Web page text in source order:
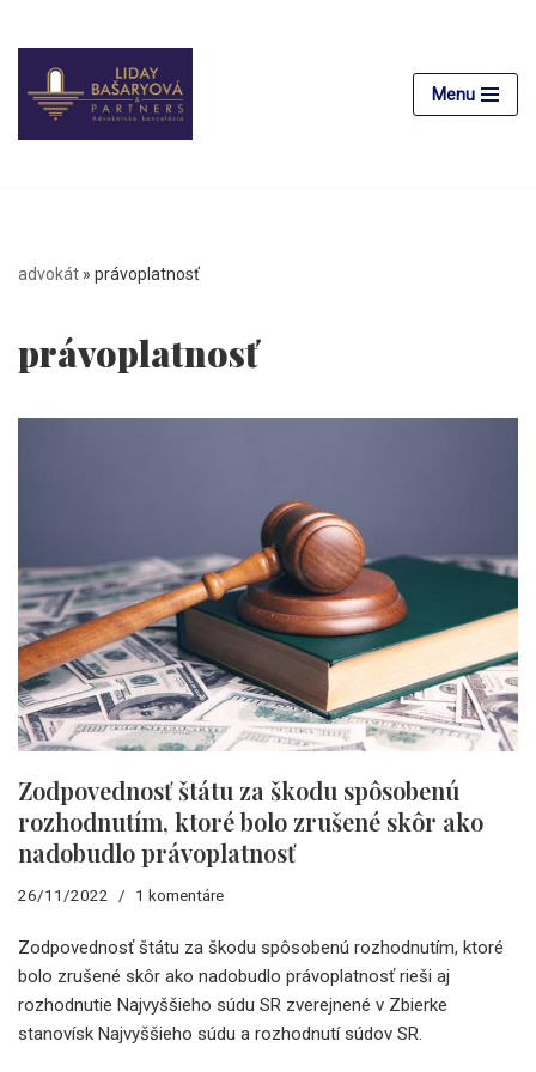
Preskočiť
na
obsah
Menu
advokát » právoplatnosť
právoplatnosť
Zodpovednosť štátu za škodu spôsobenú
rozhodnutím, ktoré bolo zrušené skôr ako
nadobudlo právoplatnosť
26/11/2022 1 komentáre
Zodpovednosť štátu za škodu spôsobenú rozhodnutím, ktoré
bolo zrušené skôr ako nadobudlo právoplatnosť rieši aj
rozhodnutie Najvyššieho súdu SR zverejnené v Zbierke
stanovísk Najvyššieho súdu a rozhodnutí súdov SR.